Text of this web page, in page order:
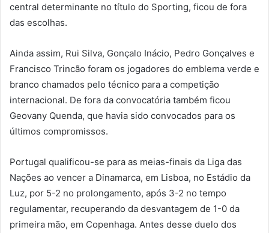
central determinante no título do Sporting, ficou de fora
das escolhas.
Ainda assim, Rui Silva, Gonçalo Inácio, Pedro Gonçalves e
Francisco Trincão foram os jogadores do emblema verde e
branco chamados pelo técnico para a competição
internacional. De fora da convocatória também ficou
Geovany Quenda, que havia sido convocados para os
últimos compromissos.
Portugal qualificou-se para as meias-finais da Liga das
Nações ao vencer a Dinamarca, em Lisboa, no Estádio da
Luz, por 5-2 no prolongamento, após 3-2 no tempo
regulamentar, recuperando da desvantagem de 1-0 da
primeira mão, em Copenhaga. Antes desse duelo dos